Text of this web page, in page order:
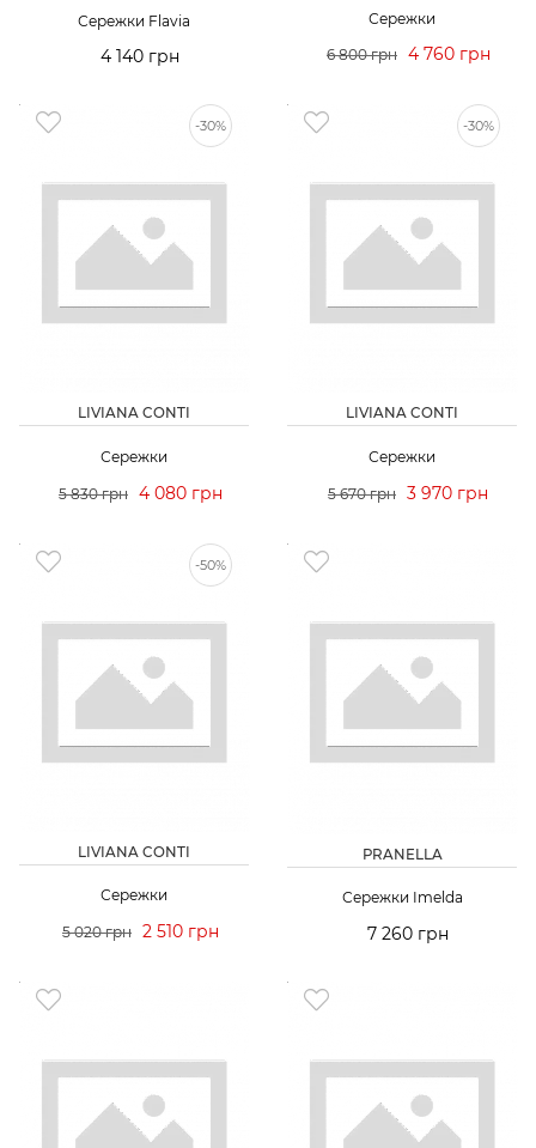
Сережки Flavia
4 140 грн
Сережки
6 800 грн 4 760 грн
-30%
LIVIANA CONTI
Сережки
5 830 грн 4 080 грн
-30%
LIVIANA CONTI
Сережки
5 670 грн 3 970 грн
-50%
LIVIANA CONTI
Сережки
5 020 грн 2 510 грн
PRANELLA
Сережки Imelda
7 260 грн